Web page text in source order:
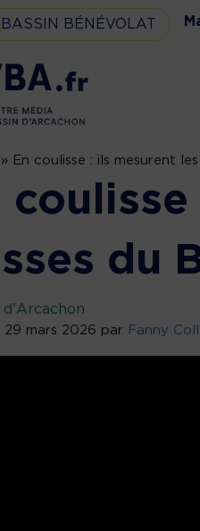
BASSIN BÉNÉVOLAT
» En coulisse : ils mesurent
du
d'Arcachon
29 mars 2026 par Fanny